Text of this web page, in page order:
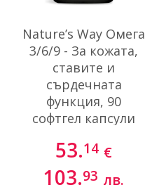
Nature’s Way Омега
3/6/9 - За кожата,
ставите и
сърдечната
функция, 90
софтгел капсули
53.14 €
103.93 лв.